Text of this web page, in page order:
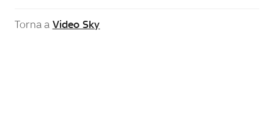
Torna a Video Sky